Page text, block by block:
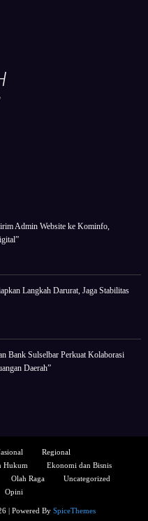
Admin Website ke Kominfo,
Langkah Darurat, Jaga Stabilitas
Bank Sulselbar Perkuat Kolaborasi
Daerah”
Regional
Hukum
Ekonomi dan Bisnis
Olah Raga
Uncategorized
Opini
| Powered By SpiceThemes